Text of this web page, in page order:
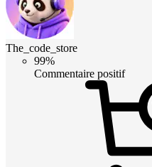
The_code_store
99%
Commentaire positif